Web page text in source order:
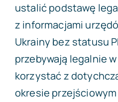
ustalić podstawę
z informacjami
Ukrainy bez statusu
przebywają legalnie
korzystać z
okresie przejściowym